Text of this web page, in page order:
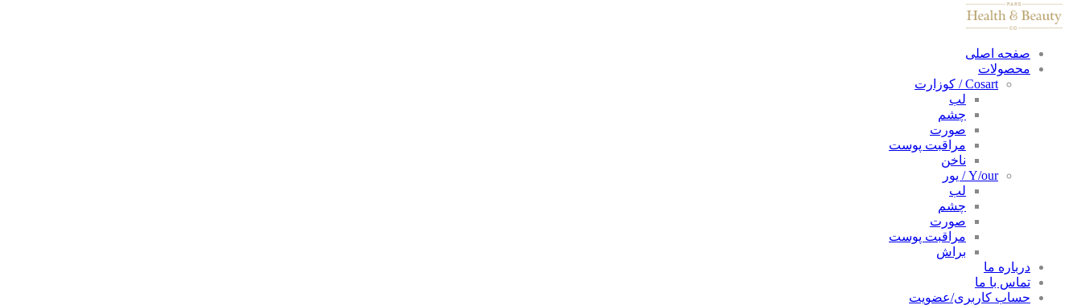
صفحه اصلی
محصولات
Cosart / کوزارت
لب
چشم
صورت
مراقبت پوست
ناخن
Y/our / یور
لب
چشم
صورت
مراقبت پوست
براش
درباره ما
تماس با ما
حساب کاربری/عضویت